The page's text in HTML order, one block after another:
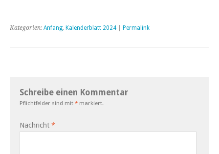
Kategorien: Anfang, Kalenderblatt 2024 Permalink
Schreibe einen Kommentar
Pflichtfelder sind mit * markiert.
Nachricht *